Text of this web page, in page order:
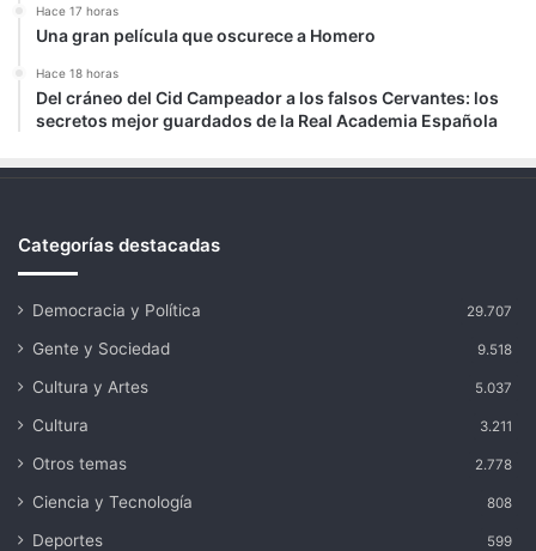
Hace 17 horas
Una gran película que oscurece a Homero
Hace 18 horas
Del cráneo del Cid Campeador a los falsos Cervantes: los
secretos mejor guardados de la Real Academia Española
Categorías destacadas
Democracia y Política 29.707
Gente y Sociedad 9.518
Cultura y Artes 5.037
Cultura 3.211
Otros temas 2.778
Ciencia y Tecnología 808
Deportes 599